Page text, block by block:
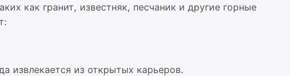
как гранит, известняк, песчаник и другие горные
извлекается из открытых карьеров.